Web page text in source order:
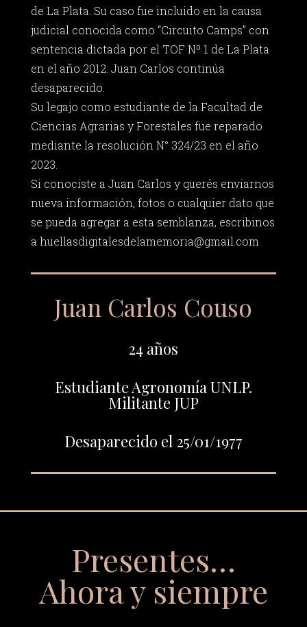
de La Plata. Su caso fue incluido en la causa
judicial conocida como “Circuito Camps” con
sentencia dictada por el TOF Nº 1 de La Plata
en el año 2012. Juan Carlos continúa
desaparecido.
Su legajo como estudiante de la Facultad de
Ciencias Agrarias y Forestales fue reparado
mediante la resolución N° 324/23 en el año
2023.
Si conociste a Juan Carlos y querés enviarnos
nueva información, fotos o cualquier dato que
se pueda agregar a esta semblanza, escribinos
a huellasdigitalesdelamemoria@gmail.com
Juan Carlos Couso
24 años
Estudiante Agronomía UNLP.
Militante JUP
Desaparecido el 25/01/1977
Presentes…
Ahora y siempre